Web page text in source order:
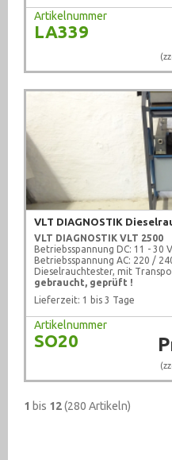
Artikelnummer
LA339
VLT DIAGNOSTIK
VLT DIAGNOSTIK VLT 2500
Betriebsspannung DC: 11 - 30
Betriebsspannung AC: 220 /
Dieselrauchtester, mit
gebraucht, geprüft !
Lieferzeit: 1 bis 3 Tage
Artikelnummer
SO20
1 bis 12(280 Artikeln)